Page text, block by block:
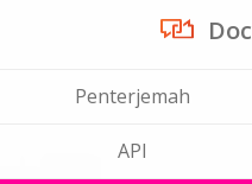
Doc
Penterjemah
API